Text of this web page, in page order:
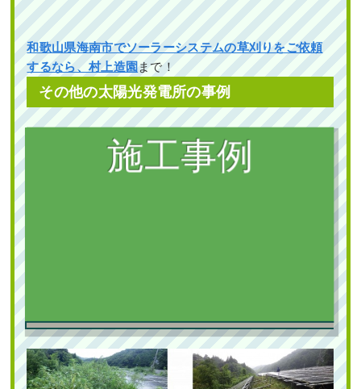
和歌山県海南市でソーラーシステムの草刈りをご依頼
するなら、村上造園 まで！
その他の太陽光発電所の事例
太陽光発電所